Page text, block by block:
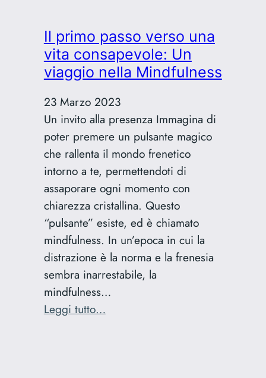
Il primo passo verso una
vita consapevole: Un
viaggio nella Mindfulness
23 Marzo 2023
Un invito alla presenza Immagina di
poter premere un pulsante magico
che rallenta il mondo frenetico
intorno a te, permettendoti di
assaporare ogni momento con
chiarezza cristallina. Questo
“pulsante” esiste, ed è chiamato
mindfulness. In un’epoca in cui la
distrazione è la norma e la frenesia
sembra inarrestabile, la
mindfulness…
Leggi tutto…: